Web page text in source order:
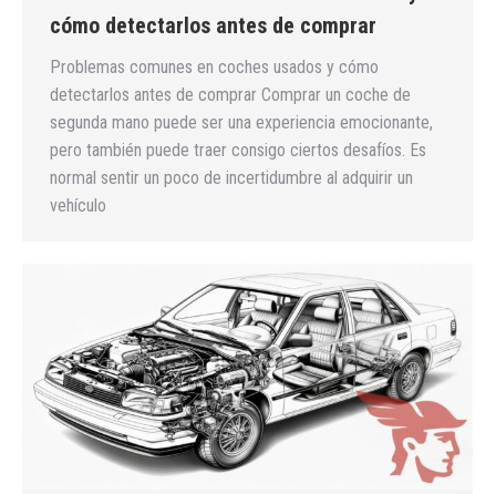
cómo detectarlos antes de comprar
Problemas comunes en coches usados y cómo
detectarlos antes de comprar Comprar un coche de
segunda mano puede ser una experiencia emocionante,
pero también puede traer consigo ciertos desafíos. Es
normal sentir un poco de incertidumbre al adquirir un
vehículo